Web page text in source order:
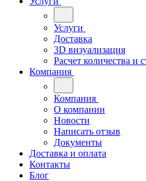
Услуги
Доставка
3D визуализация
Расчет количества и
Компания
Компания
О компании
Новости
Написать отзыв
Документы
Доставка и оплата
Контакты
Блог